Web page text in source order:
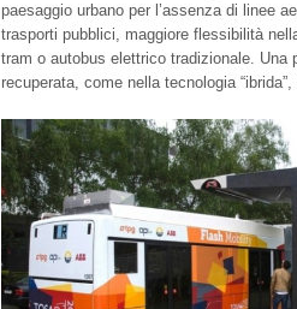
paesaggio urbano per l’assenza di linee
trasporti pubblici, maggiore flessibilità
tram o autobus elettrico tradizionale. Una
recuperata, come nella tecnologia